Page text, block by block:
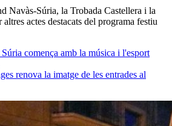
Navàs-Súria, la Trobada Castellera i la
actes destacats del programa festiu
comença amb la música i l'esport
renova la imatge de les entrades al